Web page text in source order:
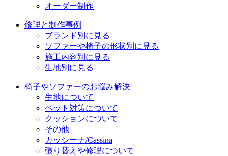
オーダー制作
修理と制作事例
ブランド別に見る
ソファーや椅子の形状別に見る
施工内容別に見る
生地別に見る
椅子やソファーのお悩み解決
生地について
ペット対策について
クッションについて
その他
カッシーナ/Cassina
張り替えや修理について